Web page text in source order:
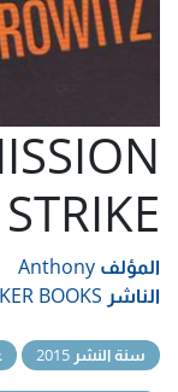
المؤلف Anthony
الناشر BOOKS
سنة النشر